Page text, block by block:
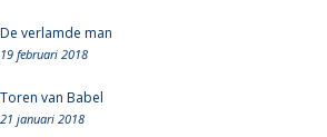
De verlamde man
19 februari 2018
Toren van Babel
21 januari 2018